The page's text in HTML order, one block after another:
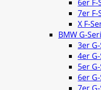
6er F-
7er F-
X F-
BMW G-
3er
4er
5er
6er